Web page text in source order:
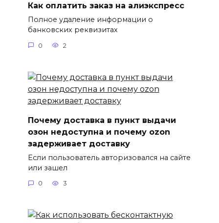
Как оплатить заказ на алиэкспресс
Полное удаление информации о
банковских реквизитах
0 2
Почему доставка в пункт выдачи
озон недоступна и почему ozon
задерживает доставку
Если пользователь авторизовался на сайте
или зашел
0 3